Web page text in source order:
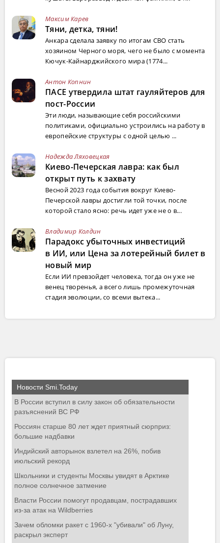
Максим Карев
Тяни, детка, тяни!
Анкара сделала заявку по итогам СВО стать
хозяином Черного моря, чего не было с момента
Кючук-Кайнарджийского мира (1774...
Антон Копнин
ПАСЕ утвердила штат гауляйтеров для
пост-России
Эти люди, называющие себя российскими
политиками, официально устроились на работу в
европейские структуры с одной целью ...
Надежда Ляховецкая
Киево-Печерская лавра: как был
открыт путь к захвату
Весной 2023 года события вокруг Киево-
Печерской лавры достигли той точки, после
которой стало ясно: речь идет уже не о в...
Владимир Колдин
Парадокс убыточных инвестиций
в ИИ, или Цена за лотерейный билет в
новый мир
Если ИИ превзойдет человека, тогда он уже не
венец творенья, а всего лишь промежуточная
стадия эволюции, со всеми вытека...